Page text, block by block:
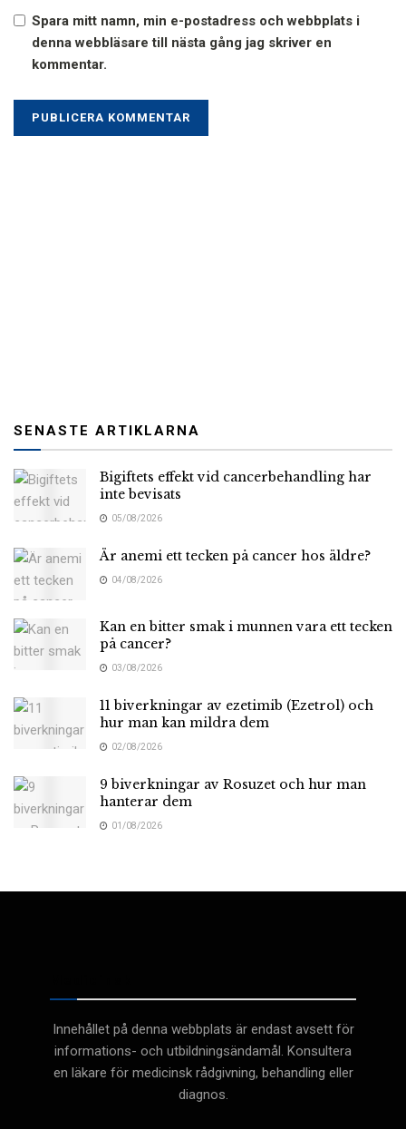
Spara mitt namn, min e-postadress och webbplats i
denna webbläsare till nästa gång jag skriver en
kommentar.
SENASTE ARTIKLARNA
Bigiftets effekt vid cancerbehandling har
inte bevisats
05/08/2026
Är anemi ett tecken på cancer hos äldre?
04/08/2026
Kan en bitter smak i munnen vara ett tecken
på cancer?
03/08/2026
11 biverkningar av ezetimib (Ezetrol) och
hur man kan mildra dem
02/08/2026
9 biverkningar av Rosuzet och hur man
hanterar dem
01/08/2026
Innehållet på denna webbplats är endast avsett för
informations- och utbildningsändamål. Konsultera
en läkare för medicinsk rådgivning, behandling eller
diagnos.